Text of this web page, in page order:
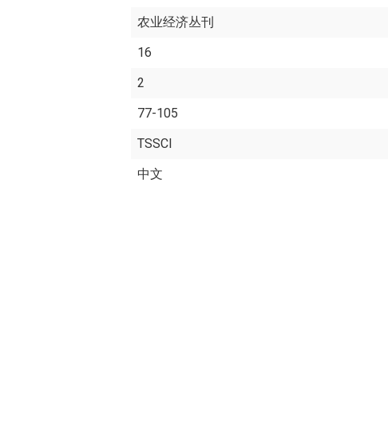
农业经济丛刊
16
2
77-105
TSSCI
中文